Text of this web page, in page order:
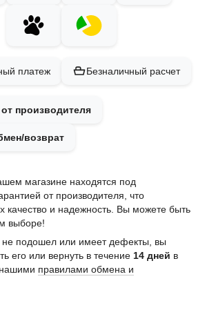
платеж Безналичный расчет
от производителя
возврат
магазине находятся под
от производителя, что
качество и надежность. Вы можете быть
выборе!
не подошел или имеет дефекты, вы
его или вернуть в течение 14 дней в
нашими правилами обмена и